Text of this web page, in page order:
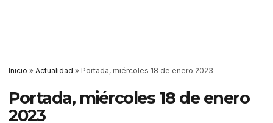
Inicio » Actualidad » Portada, miércoles 18 de enero 2023
Portada, miércoles 18 de enero
2023